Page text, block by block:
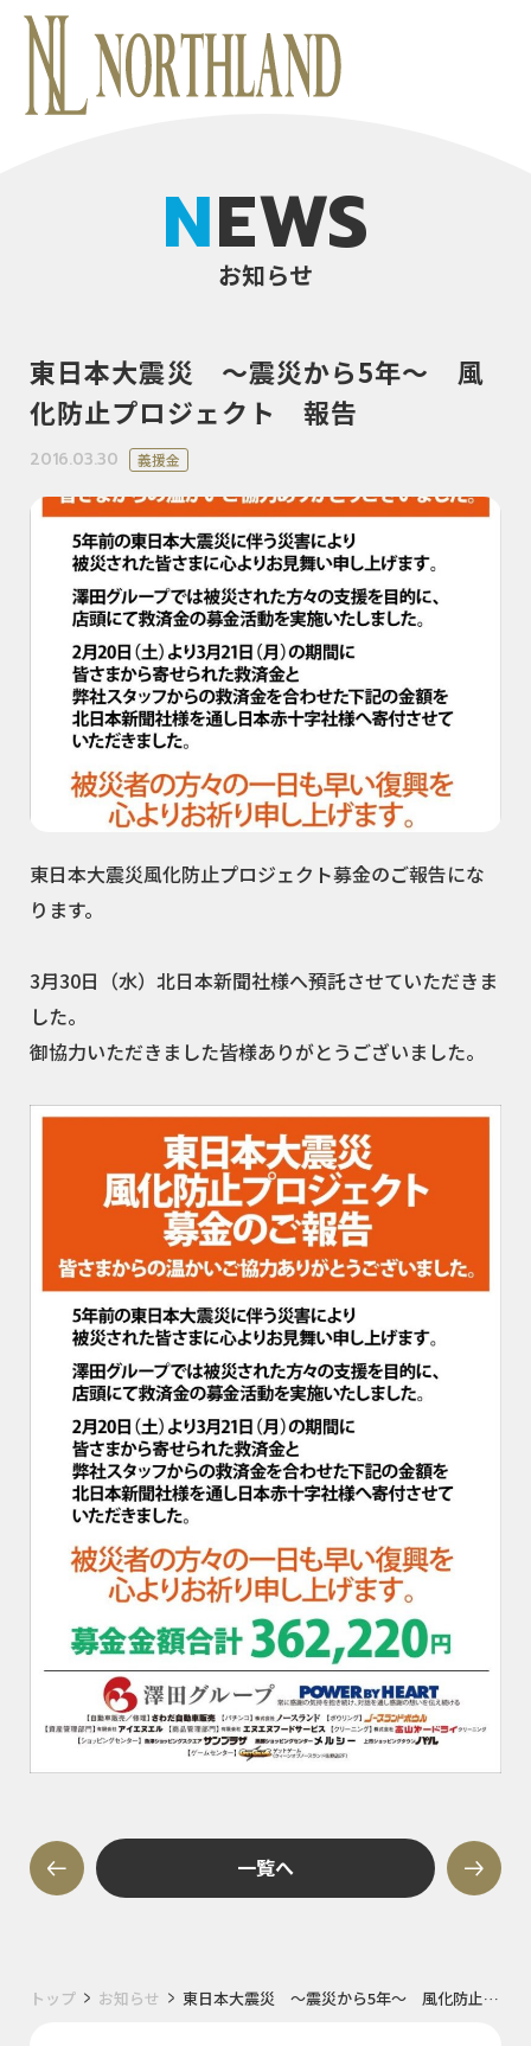
NEWS
お知らせ
東日本大震災 ～震災から5年～ 風
化防止プロジェクト 報告
2016.03.30 義援金
東日本大震災風化防止プロジェクト募金のご報告にな
ります。
3月30日（水）北日本新聞社様へ預託させていただきま
した。
御協力いただきました皆様ありがとうございました。
一覧へ
トップ お知らせ 東日本大震災 ～震災から5年～ 風化防止プロジェクト 報告